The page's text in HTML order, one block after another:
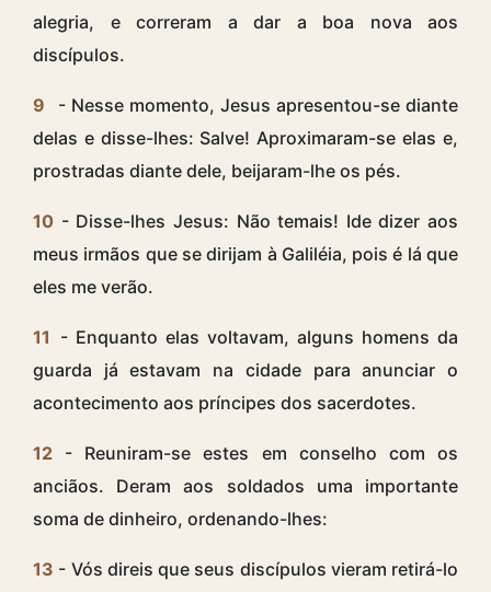
alegria, e correram a dar a boa nova aos
discípulos.
9
- Nesse momento, Jesus apresentou-se diante
delas e disse-lhes: Salve! Aproximaram-se elas e,
prostradas diante dele, beijaram-lhe os pés.
10 - Disse-lhes Jesus: Não temais! Ide dizer aos
meus irmãos que se dirijam à Galiléia, pois é lá que
eles me verão.
11 - Enquanto elas voltavam, alguns homens da
guarda já estavam na cidade para anunciar o
acontecimento aos príncipes dos sacerdotes.
12 - Reuniram-se estes em conselho com os
anciãos. Deram aos soldados uma importante
soma de dinheiro, ordenando-lhes:
13 - Vós direis que seus discípulos vieram retirá-lo